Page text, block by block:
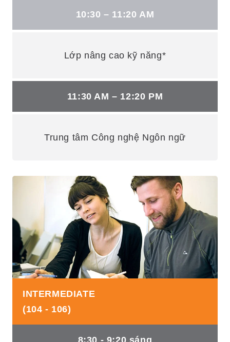
10:30 – 11:20 AM
Lớp nâng cao kỹ năng*
11:30 AM – 12:20 PM
Trung tâm Công nghệ Ngôn ngữ
INTERMEDIATE
(104 - 106)
8:30 - 9:20 sáng